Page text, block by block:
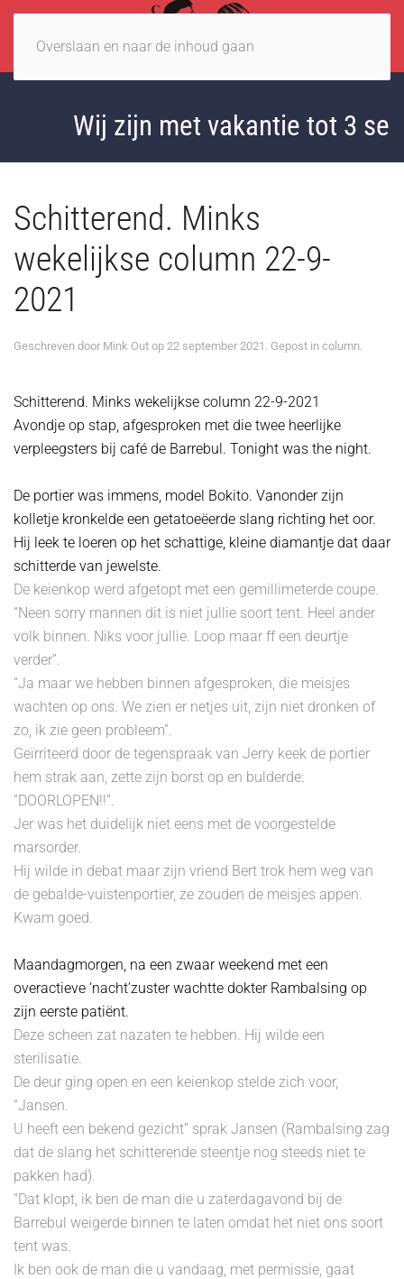
Overslaan en naar de inhoud gaan
Wij zijn met vakantie tot 3
Schitterend. Minks
wekelijkse column 22-9-
2021
Geschreven door Mink Out op 22 september 2021 . Gepost in column.
Schitterend. Minks wekelijkse column 22-9-2021
Avondje op stap, afgesproken met die twee heerlijke
verpleegsters bij café de Barrebul. Tonight was the night.
De portier was immens, model Bokito. Vanonder zijn
kolletje kronkelde een getatoeëerde slang richting het oor.
Hij leek te loeren op het schattige, kleine diamantje dat daar
schitterde van jewelste.
De keienkop werd afgetopt met een gemillimeterde coupe.
“Neen sorry mannen dit is niet jullie soort tent. Heel ander
volk binnen. Niks voor jullie. Loop maar ff een deurtje
verder”.
“Ja maar we hebben binnen afgesproken, die meisjes
wachten op ons. We zien er netjes uit, zijn niet dronken of
zo, ik zie geen probleem”.
Geïrriteerd door de tegenspraak van Jerry keek de portier
hem strak aan, zette zijn borst op en bulderde:
“DOORLOPEN!!”.
Jer was het duidelijk niet eens met de voorgestelde
marsorder.
Hij wilde in debat maar zijn vriend Bert trok hem weg van
de gebalde-vuistenportier, ze zouden de meisjes appen.
Kwam goed.
Maandagmorgen, na een zwaar weekend met een
overactieve ‘nacht’zuster wachtte dokter Rambalsing op
zijn eerste patiënt.
Deze scheen zat nazaten te hebben. Hij wilde een
sterilisatie.
De deur ging open en een keienkop stelde zich voor,
“Jansen.
U heeft een bekend gezicht” sprak Jansen (Rambalsing zag
dat de slang het schitterende steentje nog steeds niet te
pakken had).
“Dat klopt, ik ben de man die u zaterdagavond bij de
Barrebul weigerde binnen te laten omdat het niet ons soort
tent was.
Ik ben ook de man die u vandaag, met permissie, gaat